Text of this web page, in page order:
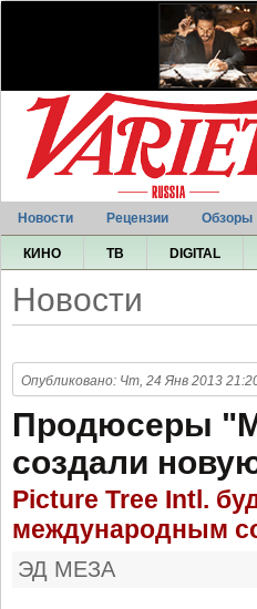
Новости Рецензии Обзоры
КИНО ТВ DIGITAL
Новости
Опубликовано: Чт, 24 Янв 2013
Продюсеры
создали
Picture Tree Intl.
международным
ЭД МЕЗА